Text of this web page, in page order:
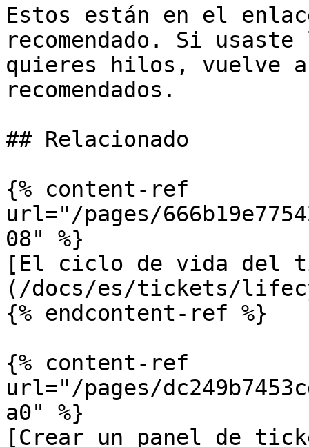
Estos están en el
recomendado. Si
quieres hilos, vuelve
recomendados.
## Relacionado
{% content-ref
url="/pages/
08" %}
[El ciclo de vida del
(/docs/es/tickets/
{% endcontent-ref %}
{% content-ref
url="/pages/
a0" %}
[Crear un panel de